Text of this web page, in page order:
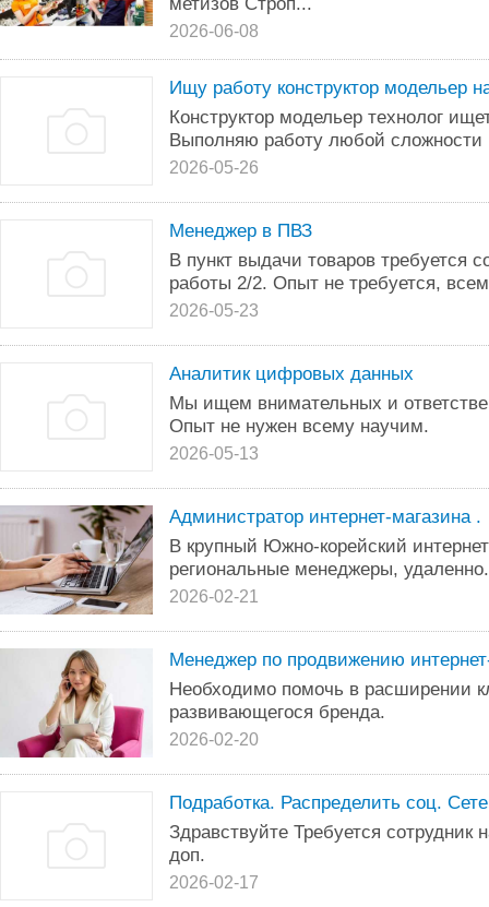
2026-06-08
Ищу работу конструктор модельер
Конструктор модельер технолог
Выполняю работу любой сложности
2026-05-26
Менеджер в ПВЗ
В пункт выдачи товаров требуется
работы 2/2. Опыт не требуется,
2026-05-23
Аналитик цифровых данных
Мы ищем внимательных и
Опыт не нужен всему научим.
2026-05-13
Администратор интернет-магазина .
В крупный Южно-корейский
региональные менеджеры, удаленно.
2026-02-21
Менеджер по продвижению
Необходимо помочь в расширении
развивающегося бренда.
2026-02-20
Подработка. Распределить соц.
Здравствуйте Требуется
доп.
2026-02-17